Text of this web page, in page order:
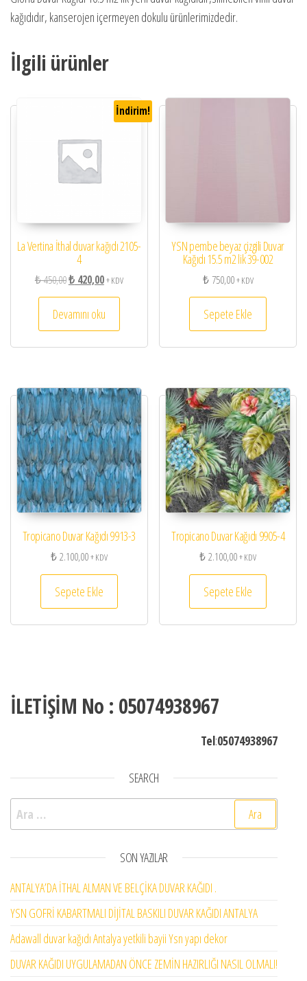
kağıdıdır, kanserojen içermeyen dokulu ürünlerimizdedir.
İlgili ürünler
İndirim!
La Vertina İthal duvar kağıdı 2105-
4
₺450,00Orijinal fiyat: ₺ 450,00.
₺420,00Şu andaki fiyat: ₺ 420,00.
+ KDV
Devamını oku
YSN pembe beyaz çizgili Duvar
Kağıdı 15.5 m2 lik 39-002
₺750,00+ KDV
Sepete Ekle
Tropicano Duvar Kağıdı 9913-3
₺2.100,00+ KDV
Sepete Ekle
Tropicano Duvar Kağıdı 9905-4
₺2.100,00+ KDV
Sepete Ekle
İLETİŞİM No : 05074938967
Tel:05074938967
SEARCH
Arama:
SON YAZILAR
ANTALYA’DA İTHAL ALMAN VE BELÇİKA DUVAR KAĞIDI .
YSN GOFRİ KABARTMALI DİJİTAL BASKILI DUVAR KAĞIDI ANTALYA
Adawall duvar kağıdı Antalya yetkili bayii Ysn yapı dekor
DUVAR KAĞIDI UYGULAMADAN ÖNCE ZEMİN HAZIRLIĞI NASIL OLMALI!